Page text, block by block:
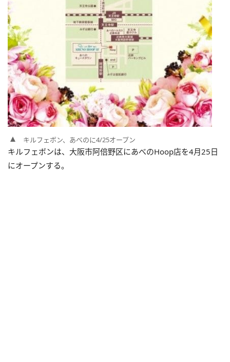
キルフェボン、あべのに4/25オープン
キルフェボンは、大阪市阿倍野区にあべのHoop店を4月25日
にオープンする。